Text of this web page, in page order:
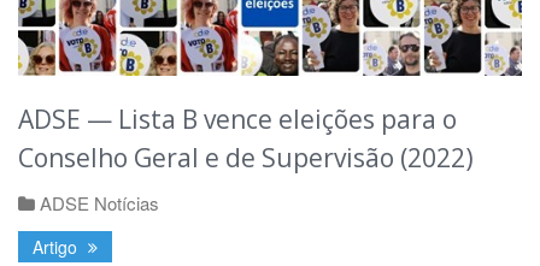
ADSE — Lista B vence eleições para o
Conselho Geral e de Supervisão (2022)
ADSE Notícias
Artigo